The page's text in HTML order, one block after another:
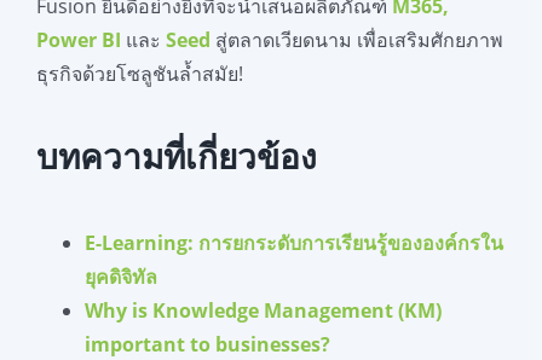
Fusion ยินดีอย่างยิ่งที่จะนำเสนอผลิตภัณฑ์ M365,
Power BI และ Seed สู่ตลาดเวียดนาม เพื่อเสริมศักยภาพ
ธุรกิจด้วยโซลูชันล้ำสมัย!
บทความที่เกี่ยวข้อง
E-Learning: การยกระดับการเรียนรู้ขององค์กรใน
ยุคดิจิทัล
Why is Knowledge Management (KM)
important to businesses?